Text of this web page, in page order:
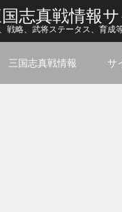
志真戦情報サ
戦略、武将ステータス、育成
三国志真戦情報 サ